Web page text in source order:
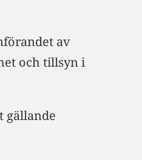
av
och tillsyn i
gällande